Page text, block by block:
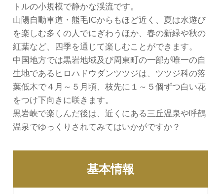
トルの小規模で静かな渓流です。
山陽自動車道・熊毛ICからもほど近く、夏は水遊び
を楽しむ多くの人でにぎわうほか、春の新緑や秋の
紅葉など、四季を通じて楽しむことができます。
中国地方では黒岩地域及び周東町の一部が唯一の自
生地であるヒロハドウダンツツジは、ツツジ科の落
葉低木で４月～５月頃、枝先に１～５個ずつ白い花
をつけ下向きに咲きます。
黒岩峡で楽しんだ後は、近くにある三丘温泉や呼鶴
温泉でゆっくりされてみてはいかがですか？
基本情報